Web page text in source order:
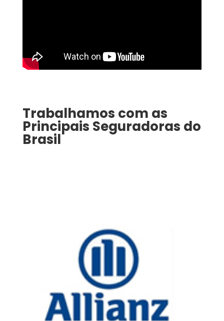
Trabalhamos com as
Principais Seguradoras do
Brasil